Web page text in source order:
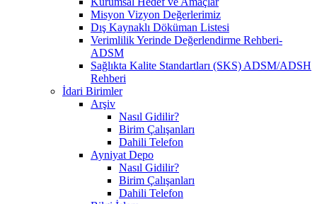
Misyon Vizyon Değerlerimiz
Dış Kaynaklı Döküman Listesi
Verimlilik Yerinde Değerlendirme Rehberi-
ADSM
Sağlıkta Kalite Standartları (SKS) ADSM/ADSH
Rehberi
İdari Birimler
Arşiv
Nasıl Gidilir?
Birim Çalışanları
Dahili Telefon
Ayniyat Depo
Nasıl Gidilir?
Birim Çalışanları
Dahili Telefon